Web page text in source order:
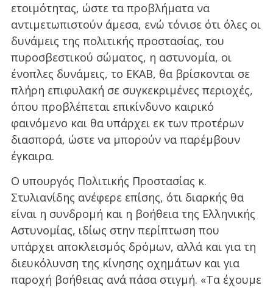
ετοιμότητας, ώστε τα προβλήματα να
αντιμετωπιστούν άμεσα, ενώ τόνισε ότι όλες οι
δυνάμεις της πολιτικής προστασίας, του
πυροσβεστικού σώματος, η αστυνομία, οι
ένοπλες δυνάμεις, το ΕΚΑΒ, θα βρίσκονται σε
πλήρη επιφυλακή σε συγκεκριμένες περιοχές,
όπου προβλέπεται επικίνδυνο καιρικό
φαινόμενο και θα υπάρχει εκ των προτέρων
διασπορά, ώστε να μπορούν να παρέμβουν
έγκαιρα.
Ο υπουργός Πολιτικής Προστασίας κ.
Στυλιανίδης ανέφερε επίσης, ότι διαρκής θα
είναι η συνδρομή και η βοήθεια της Ελληνικής
Αστυνομίας, ιδίως στην περίπτωση που
υπάρχει αποκλεισμός δρόμων, αλλά και για τη
διευκόλυνση της κίνησης οχημάτων και για
παροχή βοήθειας ανά πάσα στιγμή. «Τα έχουμε